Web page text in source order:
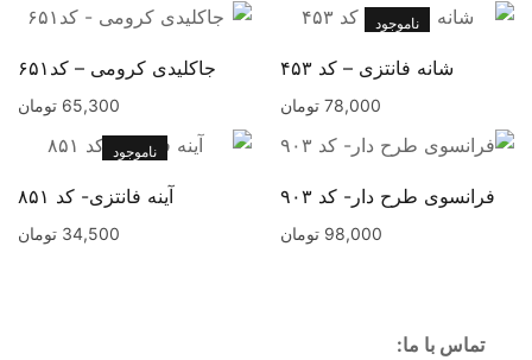
ناموجود
شانه فانتزی – کد ۴۵۳
78,000 تومان
جاکلیدی کرومی – کد۶۵۱
65,300 تومان
فرانسوی طرح دار- کد ۹۰۳
98,000 تومان
ناموجود
آینه فانتزی- کد ۸۵۱
34,500 تومان
تماس با ما: